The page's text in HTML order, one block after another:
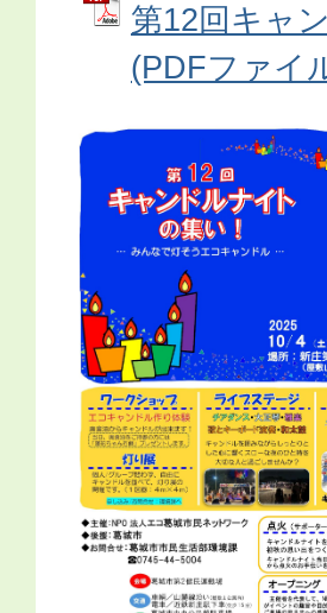
第12回キャ
(PDFファイ